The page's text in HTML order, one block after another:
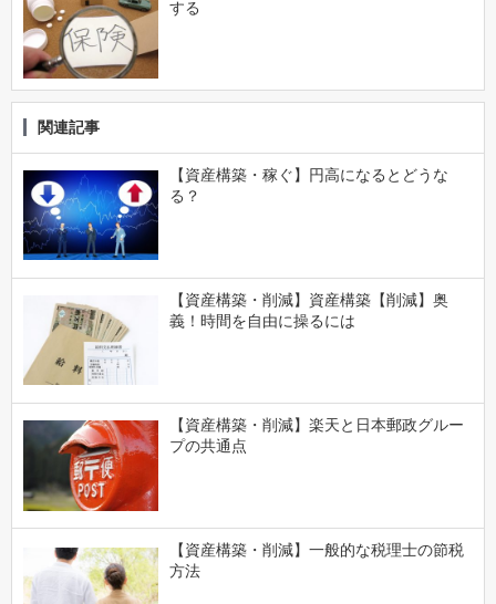
する
関連記事
【資産構築・稼ぐ】円高になるとどうな
る？
【資産構築・削減】資産構築【削減】奥
義！時間を自由に操るには
【資産構築・削減】楽天と日本郵政グルー
プの共通点
【資産構築・削減】一般的な税理士の節税
方法